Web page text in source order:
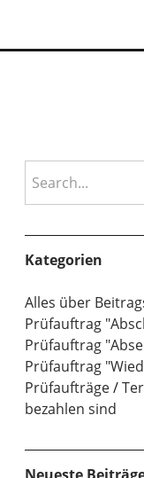
Kategorien
Alles über
Prüfauftrag
Prüfauftrag
Prüfauftrag
Prüfaufträge
bezahlen sind